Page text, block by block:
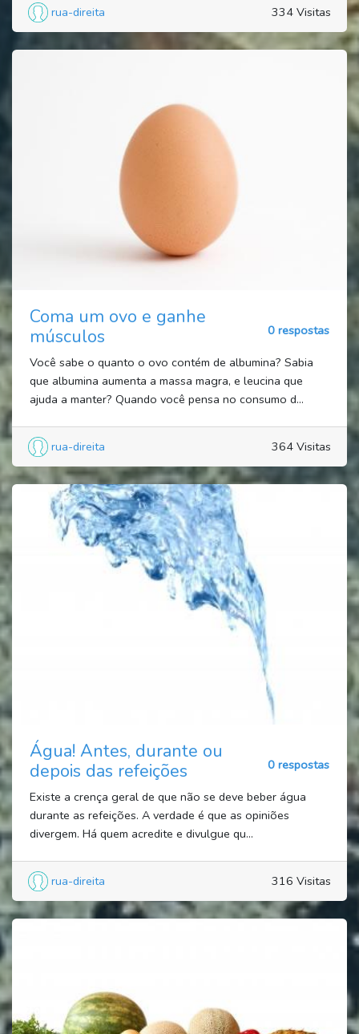
rua-direita 334 Visitas
Coma um ovo e ganhe
músculos
0 respostas
Você sabe o quanto o ovo contém de albumina? Sabia
que albumina aumenta a massa magra, e leucina que
ajuda a manter? Quando você pensa no consumo d...
rua-direita 364 Visitas
Água! Antes, durante ou
depois das refeições
0 respostas
Existe a crença geral de que não se deve beber água
durante as refeições. A verdade é que as opiniões
divergem. Há quem acredite e divulgue qu...
rua-direita 316 Visitas